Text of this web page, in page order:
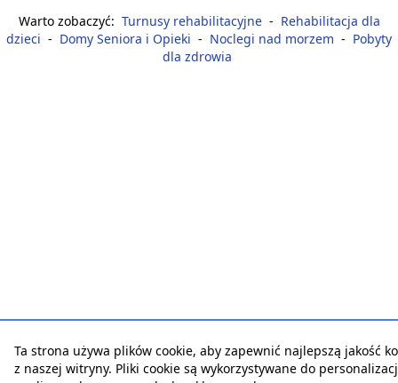
Warto zobaczyć: Turnusy rehabilitacyjne - Rehabilitacja dla
dzieci - Domy Seniora i Opieki - Noclegi nad morzem - Pobyty
dla zdrowia
Ta strona używa plików cookie, aby zapewnić najlepszą jakość
z naszej witryny. Pliki cookie są wykorzystywane do